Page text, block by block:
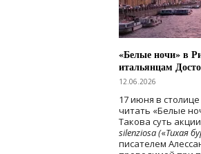
«Белые ночи» в
итальянцам
12.06.2026
17 июня в
читать «Белые
Такова суть акции
silenziosa («Тихая
писателем